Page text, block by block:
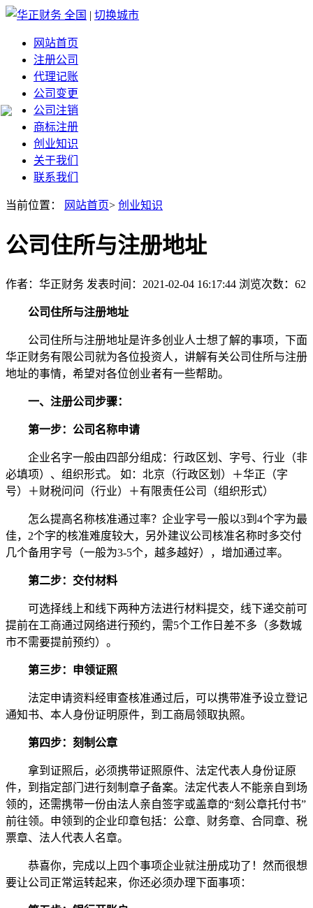
全国 | 切换城市
网站首页
注册公司
代理记账
公司变更
公司注销
商标注册
创业知识
关于我们
联系我们
当前位置： 网站首页> 创业知识
公司住所与注册地址
作者：华正财务 发表时间：2021-02-04 16:17:44 浏览次数：62
公司住所与注册地址
公司住所与注册地址是许多创业人士想了解的事项，下面
华正财务有限公司就为各位投资人，讲解有关公司住所与注册
地址的事情，希望对各位创业者有一些帮助。
一、注册公司步骤：
第一步：公司名称申请
企业名字一般由四部分组成：行政区划、字号、行业（非
必填项）、组织形式。 如：北京（行政区划）＋华正（字
号）＋财税问问（行业）＋有限责任公司（组织形式）
怎么提高名称核准通过率？企业字号一般以3到4个字为最
佳，2个字的核准难度较大，另外建议公司核准名称时多交付
几个备用字号（一般为3-5个，越多越好），增加通过率。
第二步：交付材料
可选择线上和线下两种方法进行材料提交，线下递交前可
提前在工商通过网络进行预约，需5个工作日差不多（多数城
市不需要提前预约）。
第三步：申领证照
法定申请资料经审查核准通过后，可以携带准予设立登记
通知书、本人身份证明原件，到工商局领取执照。
第四步：刻制公章
拿到证照后，必须携带证照原件、法定代表人身份证原
件，到指定部门进行刻制章子备案。法定代表人不能亲自到场
领的，还需携带一份由法人亲自签字或盖章的“刻公章托付书”
前往领。申领到的企业印章包括：公章、财务章、合同章、税
票章、法人代表人名章。
恭喜你，完成以上四个事项企业就注册成功了！然而很想
要让公司正常运转起来，你还必须办理下面事项：